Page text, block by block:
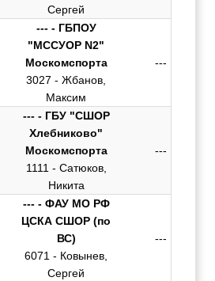
Сергей
--- - ГБПОУ
"МССУОР N2"
Москомспорта
3027 - Жбанов,
Максим
---
--- - ГБУ "СШОР
Хлебниково"
Москомспорта
1111 - Сатюков,
Никита
---
--- - ФАУ МО РФ
ЦСКА СШОР (по
ВС)
6071 - Ковынев,
Сергей
---